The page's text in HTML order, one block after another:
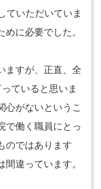
ていただいていま
に必要でした。
ますが、正直、全
ていると思いま
心がないというこ
で働く職員にとっ
のではあります
違っています。